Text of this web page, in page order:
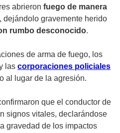
abrieron fuego de manera
dejándolo gravemente herido
rumbo desconocido.
de arma de fuego, los
las corporaciones policiales
al lugar de la agresión.
que el conductor de
signos vitales, declarándose
gravedad de los impactos